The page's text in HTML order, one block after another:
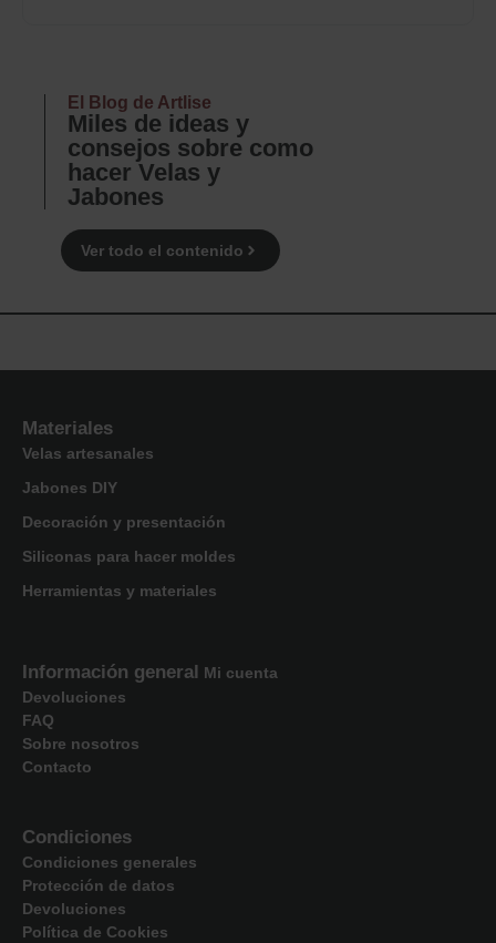
El Blog de Artlise
Miles de ideas y
consejos sobre como
hacer Velas y
Jabones
Ver todo el contenido
Materiales
Velas artesanales
Jabones DIY
Decoración y presentación
Siliconas para hacer moldes
Herramientas y materiales
Información general Mi cuenta
Devoluciones
FAQ
Sobre nosotros
Contacto
Condiciones
Condiciones generales
Protección de datos
Devoluciones
Política de Cookies